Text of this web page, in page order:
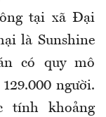
tại xã Đại
là Sunshine
có quy mô
người.
tính khoảng